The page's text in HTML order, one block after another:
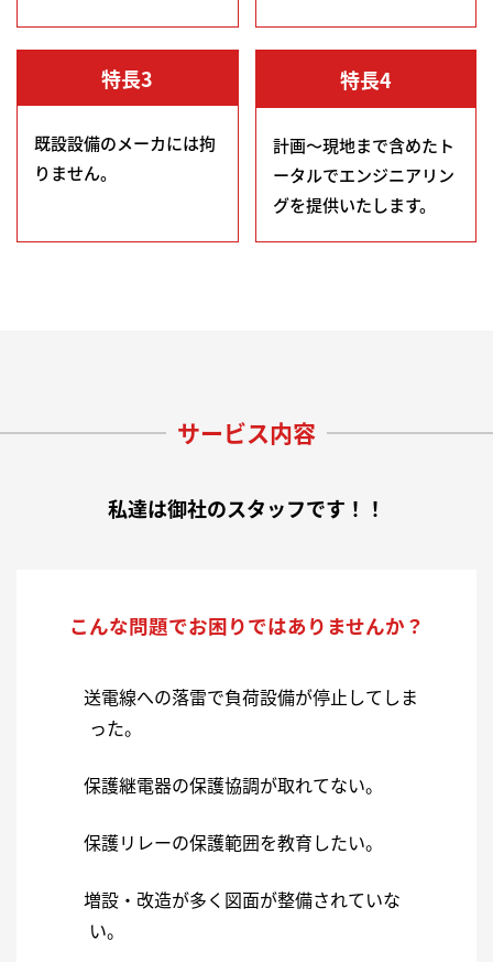
特長3
既設設備のメーカには拘
りません。
特長4
計画～現地まで含めたト
ータルでエンジニアリン
グを提供いたします。
サービス内容
私達は御社のスタッフです！！
こんな問題でお困りではありませんか？
送電線への落雷で負荷設備が停止してしま
った。
保護継電器の保護協調が取れてない。
保護リレーの保護範囲を教育したい。
増設・改造が多く図面が整備されていな
い。